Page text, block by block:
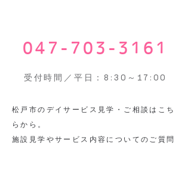
047-703-3161
受付時間／平日：8:30～17:00
​松戸市のデイサービス見学・ご相談はこち
らから。
施設見学やサービス内容についてのご質問